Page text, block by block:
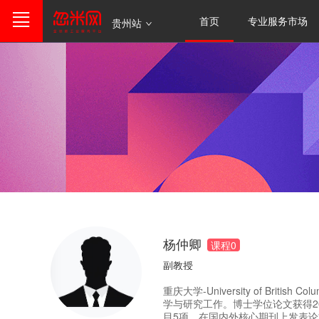
贵州站 首页 专业服务市场
杨仲卿 课程0
副教授
重庆大学-University of British
学与研究工作。博士学位论文获得
目5项。在国内外核心期刊上发表